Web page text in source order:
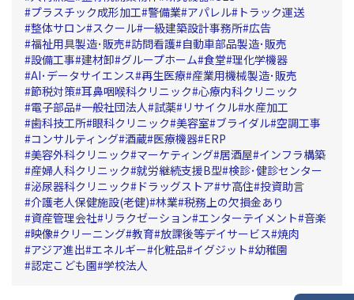
プラスチック成形加工 警備業 アパレル トラック運送
整体サロン スクール 一級建築設計事務所 広告
福祉用具製造･販売 訪問看護 自動車部品製造･販売
設備工事 建材卸 グループホーム 食堂 理化学機器
AI･データサイエンス 再生医療 産業用機械製造･販売
節税対策 耳鼻咽喉科クリニック 心療内科クリニック
電子部品 一般社団法人 試薬 リサイクル 水産加工
歯科技工所 眼科クリニック 美容室 ブライダル 空調工事
コンサルティング 酒蔵 医療機器 ERP
美容外科クリニック マーケティング 居酒屋 インフラ構築
産婦人科クリニック 就労継続支援B型 検診･健診センター
泌尿器科クリニック
ドラッグストア サ高住 投資助言
介護老人保健施設(老健) 林業 税務上の欠損金あり
資産管理会社 リラクゼーション エンターテイメント 音楽
映像 クリーニング 教育 放課後等デイサービス 焼肉
アジア進出 エネルギー 化粧品 イグジット 幼稚園
認定こども園 学校法人